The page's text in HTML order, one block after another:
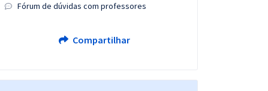
Fórum de dúvidas com professores
Compartilhar